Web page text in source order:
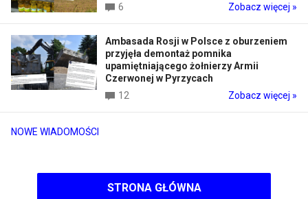
NOWE WIADOMOŚCI
6
Zobacz więcej »
Ambasada Rosji w Polsce z oburzeniem
przyjęła demontaż pomnika
upamiętniającego żołnierzy Armii
Czerwonej w Pyrzycach
12
Zobacz więcej »
STRONA GŁÓWNA